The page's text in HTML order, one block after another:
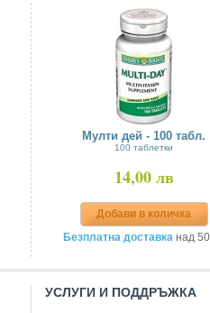
Мулти дей - 100 табл.
100 таблетки
14,00 лв
Добави в количка
Безплатна доставка над
УСЛУГИ И ПОДДРЪЖКА